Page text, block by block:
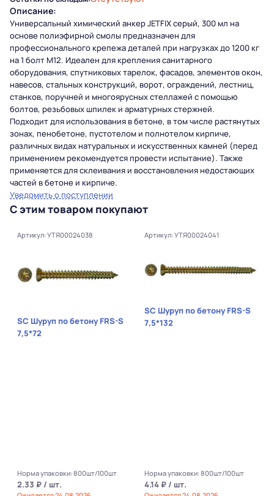
Описание:
Универсальный химический анкер JETFIX серый, 300 мл на
основе полиэфирной смолы предназначен для
профессионального крепежа деталей при нагрузках до 1200 кг
на 1 болт М12. Идеален для крепления санитарного
оборудования, спутниковых тарелок, фасадов, элементов окон,
навесов, стальных конструкций, ворот, ограждений, лестниц,
станков, поручней и многоярусных стеллажей с помощью
болтов, резьбовых шпилек и арматурных стержней.
Подходит для использования в бетоне, в том числе растянутых
зонах, пенобетоне, пустотелом и полнотелом кирпиче,
различных видах натуральных и искусственных камней (перед
применением рекомендуется провести испытание). Также
применяется для склеивания и восстановления недостающих
частей в бетоне и кирпиче.
Уведомить о поступлении
С этим товаром покупают
Артикул: УТЯ00024038
SC Шуруп по бетону FRS-S
7,5*72
Норма упаковки: 800шт/100шт
2.33 ₽ / шт.
Артикул: УТЯ00024041
SC Шуруп по бетону FRS-S
7,5*132
Норма упаковки: 800шт/100шт
4.14 ₽ / шт.